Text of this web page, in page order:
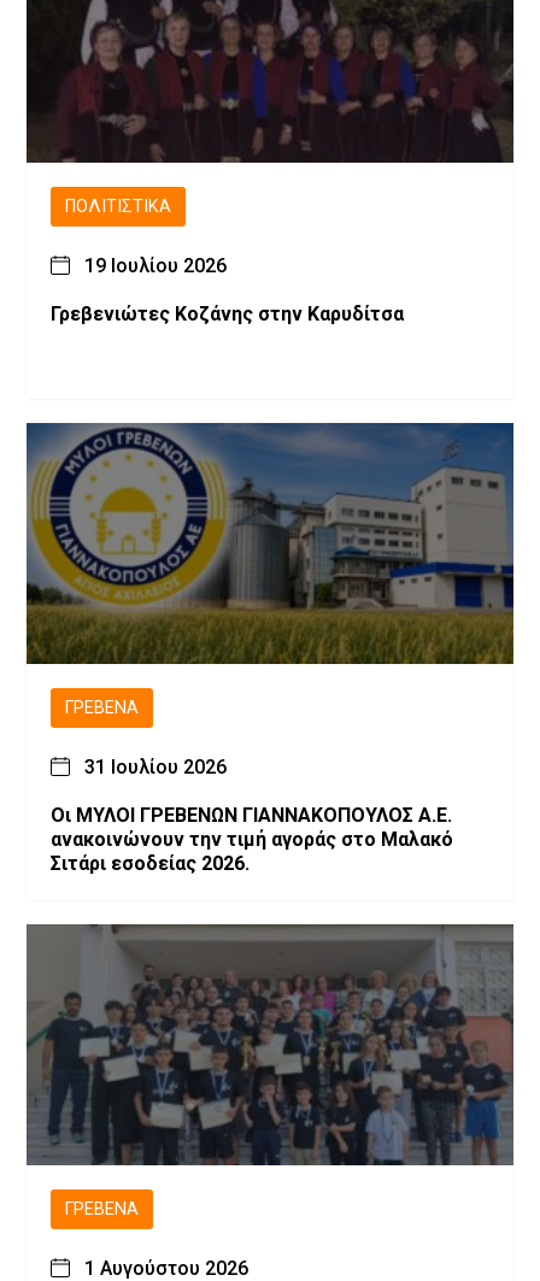
ΠΟΛΙΤΙΣΤΙΚΆ
19 Ιουλίου 2026
Γρεβενιώτες Κοζάνης στην Καρυδίτσα
ΓΡΕΒΕΝΆ
31 Ιουλίου 2026
Οι ΜΥΛΟΙ ΓΡΕΒΕΝΩΝ ΓΙΑΝΝΑΚΟΠΟΥΛΟΣ Α.Ε.
ανακοινώνουν την τιμή αγοράς στο Μαλακό
Σιτάρι εσοδείας 2026.
ΓΡΕΒΕΝΆ
1 Αυγούστου 2026